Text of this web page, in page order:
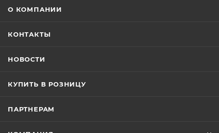
О КОМПАНИИ
КОНТАКТЫ
НОВОСТИ
КУПИТЬ В РОЗНИЦУ
ПАРТНЕРАМ